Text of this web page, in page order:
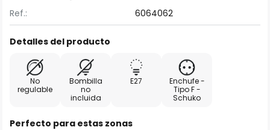
Ref.: 6064062
Detalles del producto
No
regulable
Bombilla
no
incluida
E27
Enchufe -
Tipo F -
Schuko
Perfecto para estas zonas